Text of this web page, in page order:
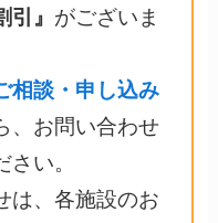
引』 がございま
相談・申し込み
、お問い合わせ
い。
は、各施設のお